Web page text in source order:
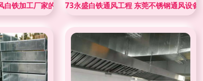
白铁加工厂家的专业选择73永盛白铁通风工程 东莞不锈钢通风设备